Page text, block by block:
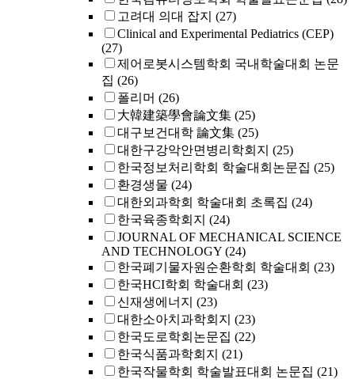
고려대 의대 잡지 (27)
Clinical and Experimental Pediatrics (CEP)
(27)
제어로봇시스템학회 국내학술대회 논문
집 (26)
폴리머 (26)
大韓建築學會論文集 (25)
대구보건대학 論文集 (25)
대한구강악안면병리학회지 (25)
한국정보처리학회 학술대회논문집 (25)
환경생물 (24)
대한외과학회 학술대회 초록집 (24)
한국육종학회지 (24)
JOURNAL OF MECHANICAL SCIENCE
AND TECHNOLOGY (24)
한국폐기물자원순환학회 학술대회 (23)
한국HCI학회 학술대회 (23)
신재생에너지 (23)
대한소아치과학회지 (23)
한국도로학회논문집 (22)
한국식품과학회지 (21)
한국작물학회 학술발표대회 논문집 (21)